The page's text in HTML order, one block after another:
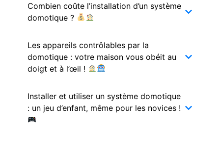
Combien coûte l’installation d’un système
domotique ?
Les appareils contrôlables par la
domotique : votre maison vous obéit au
doigt et à l’œil !
Installer et utiliser un système domotique
: un jeu d’enfant, même pour les novices !